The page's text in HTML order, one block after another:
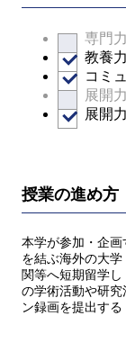
専門力
教養力
コミ
展開
展開
授業の進め方
本学が参加・企
を結ぶ海外の大
関等へ短期留学
の学術活動や研究
ン録画を提出する